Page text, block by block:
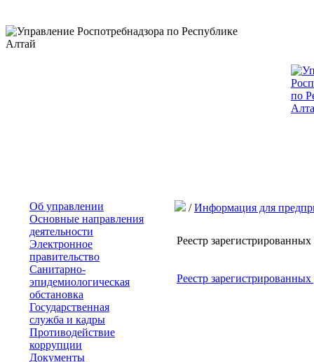
Об управлении
Основные направления
деятельности
Электронное
правительство
Санитарно-
эпидемиологическая
обстановка
Государственная
служба и кадры
Противодействие
коррупции
Документы
/Информация для
Реестр
Реестр